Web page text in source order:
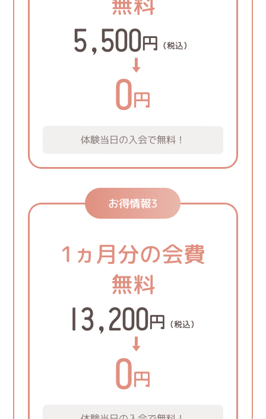
5,500円 （税込）
0円
体験当日の入会で無料！
お得情報3
1ヵ月分の会費
無料
13,200円 （税込）
0円